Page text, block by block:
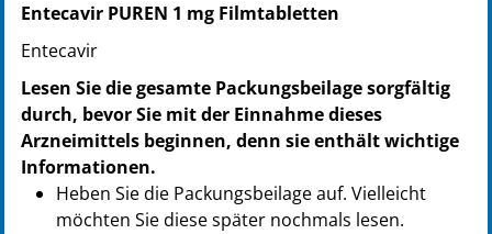
PPN: 111248224092
NTIN: 04150124822401
Entecavir PUREN 1 mg Filmtabletten
Entecavir
Lesen Sie die gesamte Packungsbeilage sorgfältig
durch, bevor Sie mit der Einnahme dieses
Arzneimittels beginnen, denn sie enthält wichtige
Informationen.
Heben Sie die Packungsbeilage auf. Vielleicht
möchten Sie diese später nochmals lesen.